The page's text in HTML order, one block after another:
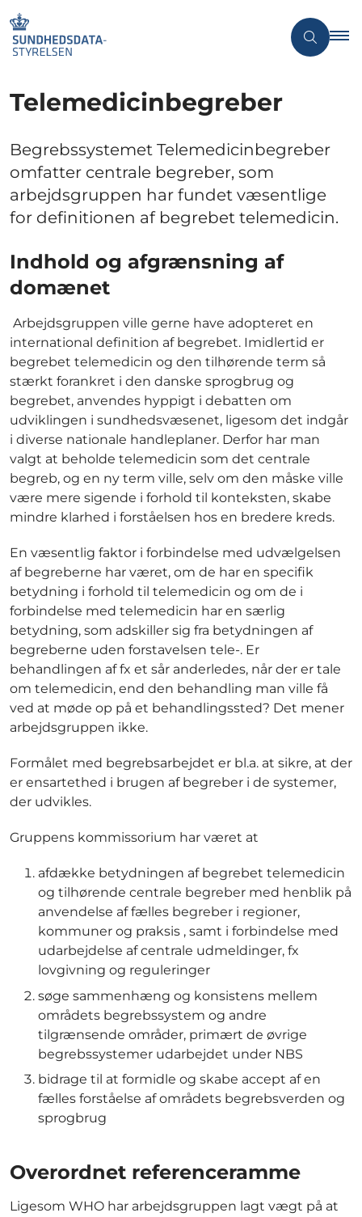
Telemedicinbegreber
Begrebssystemet Telemedicinbegreber
omfatter centrale begreber, som
arbejdsgruppen har fundet væsentlige
for definitionen af begrebet telemedicin.
Indhold og afgrænsning af
domænet
Arbejdsgruppen ville gerne have adopteret en
international definition af begrebet. Imidlertid er
begrebet telemedicin og den tilhørende term så
stærkt forankret i den danske sprogbrug og
begrebet, anvendes hyppigt i debatten om
udviklingen i sundhedsvæsenet, ligesom det indgår
i diverse nationale handleplaner. Derfor har man
valgt at beholde telemedicin som det centrale
begreb, og en ny term ville, selv om den måske ville
være mere sigende i forhold til konteksten, skabe
mindre klarhed i forståelsen hos en bredere kreds.
En væsentlig faktor i forbindelse med udvælgelsen
af begreberne har været, om de har en specifik
betydning i forhold til telemedicin og om de i
forbindelse med telemedicin har en særlig
betydning, som adskiller sig fra betydningen af
begreberne uden forstavelsen tele-. Er
behandlingen af fx et sår anderledes, når der er tale
om telemedicin, end den behandling man ville få
ved at møde op på et behandlingssted? Det mener
arbejdsgruppen ikke.
Formålet med begrebsarbejdet er bl.a. at sikre, at der
er ensartethed i brugen af begreber i de systemer,
der udvikles.
Gruppens kommissorium har været at
afdække betydningen af begrebet telemedicin
og tilhørende centrale begreber med henblik på
anvendelse af fælles begreber i regioner,
kommuner og praksis , samt i forbindelse med
udarbejdelse af centrale udmeldinger, fx
lovgivning og reguleringer
søge sammenhæng og konsistens mellem
områdets begrebssystem og andre
tilgrænsende områder, primært de øvrige
begrebssystemer udarbejdet under NBS
bidrage til at formidle og skabe accept af en
fælles forståelse af områdets begrebsverden og
sprogbrug
Overordnet referenceramme
Ligesom WHO har arbejdsgruppen lagt vægt på at